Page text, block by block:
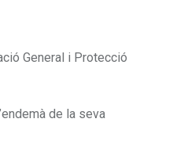
General i Protecció
de la seva